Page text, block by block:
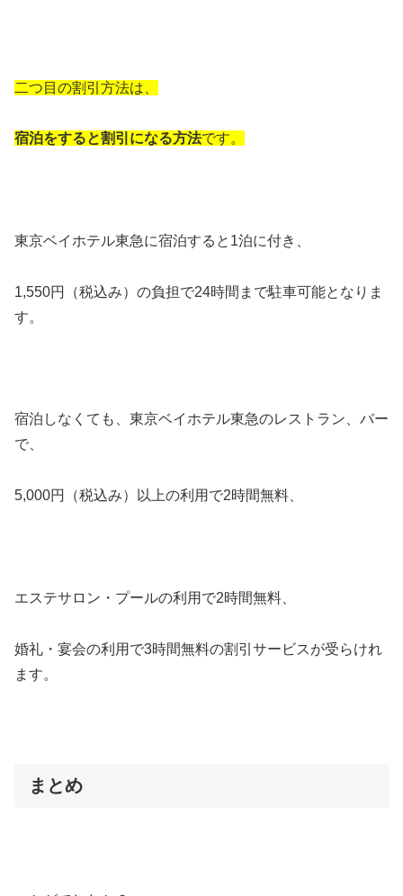
二つ目の割引方法は、
宿泊をすると割引になる方法です。
東京ベイホテル東急に宿泊すると1泊に付き、
1,550円（税込み）の負担で24時間まで駐車可能となりま
す。
宿泊しなくても、東京ベイホテル東急のレストラン、バー
で、
5,000円（税込み）以上の利用で2時間無料、
エステサロン・プールの利用で2時間無料、
婚礼・宴会の利用で3時間無料の割引サービスが受らけれ
ます。
まとめ